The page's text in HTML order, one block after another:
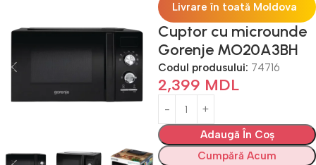
Livrare în toată Moldova
Cuptor cu microunde
Gorenje MO20A3BH
Codul produsului: 74716
2,399 MDL
Adaugă În Coș
Cumpără Acum